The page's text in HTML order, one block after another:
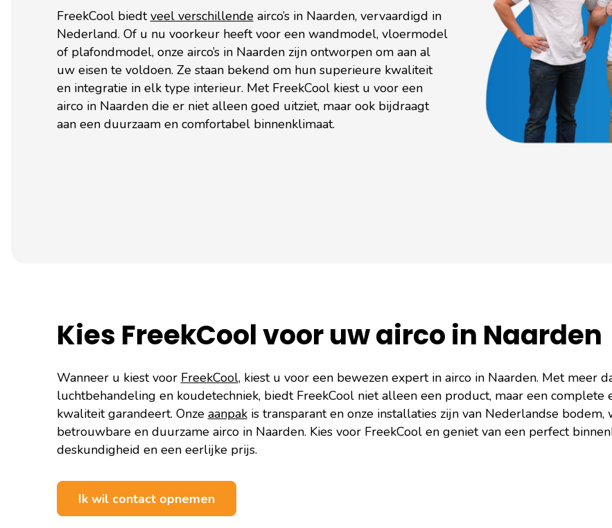
FreekCool biedtveel verschillende airco’s in Naarden, vervaardigd in
Nederland. Of u nu voorkeur heeft voor een wandmodel, vloermodel
of plafondmodel, onze airco’s in Naarden zijn ontworpen om aan al
uw eisen te voldoen. Ze staan bekend om hun superieure kwaliteit
en integratie in elk type interieur. Met FreekCool kiest u voor een
airco in Naarden die er niet alleen goed uitziet, maar ook bijdraagt
aan een duurzaam en comfortabel binnenklimaat.
Kies FreekCool voor uw airco in Naarden
Wanneer u kiest voor FreekCool, kiest u voor een bewezen expert in airco in Naarden. Met meer
luchtbehandeling en koudetechniek, biedt FreekCool niet alleen een product, maar een complete
kwaliteit garandeert. Onze aanpakis transparant en onze installaties zijn van Nederlandse bodem,
betrouwbare en duurzame airco in Naarden. Kies voor FreekCool en geniet van een perfect
deskundigheid en een eerlijke prijs.
Ik wil contact opnemen